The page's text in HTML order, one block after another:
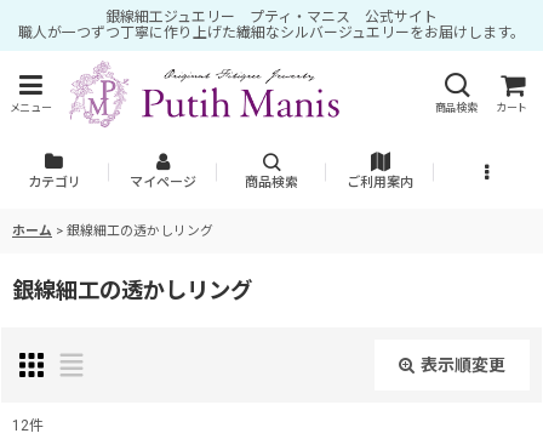
銀線細工ジュエリー プティ・マニス 公式サイト
職人が一つずつ丁寧に作り上げた繊細なシルバージュエリーをお届けします。
メニュー 商品検索 カート
カテゴリ マイページ 商品検索 ご利用案内
ホーム > 銀線細工の透かしリング
銀線細工の透かしリング
表示順変更
12件